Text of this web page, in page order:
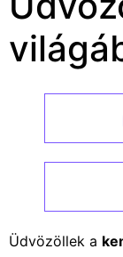
Üdvözöllek a